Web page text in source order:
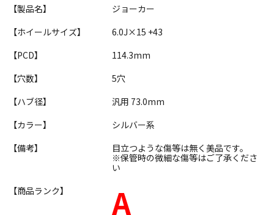
【製品名】
ジョーカー
【ホイールサイズ】
6.0J×15 +43
【PCD】
114.3mm
【穴数】
5穴
【ハブ径】
汎用 73.0mm
【カラー】
シルバー系
【備考】
目立つような傷等は無く美品です。
※保管時の微細な傷等はご了承くださ
い
【商品ランク】
A